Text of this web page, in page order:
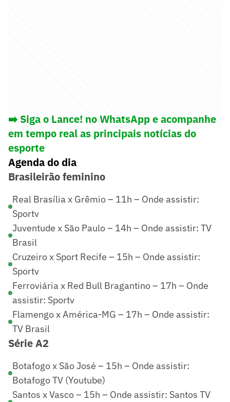
➡️ Siga o Lance! no WhatsApp e acompanhe
em tempo real as principais notícias do
esporte
Agenda do dia
Brasileirão feminino
Real Brasília x Grêmio – 11h – Onde assistir:
Sportv
Juventude x São Paulo – 14h – Onde assistir: TV
Brasil
Cruzeiro x Sport Recife – 15h – Onde assistir:
Sportv
Ferroviária x Red Bull Bragantino – 17h – Onde
assistir: Sportv
Flamengo x América-MG – 17h – Onde assistir:
TV Brasil
Série A2
Botafogo x São José – 15h – Onde assistir:
Botafogo TV (Youtube)
Santos x Vasco – 15h – Onde assistir: Santos TV